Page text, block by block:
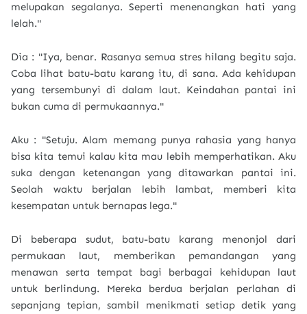
melupakan segalanya. Seperti menenangkan hati yang
lelah."
Dia : "Iya, benar. Rasanya semua stres hilang begitu saja.
Coba lihat batu-batu karang itu, di sana. Ada kehidupan
yang tersembunyi di dalam laut. Keindahan pantai ini
bukan cuma di permukaannya."
Aku : "Setuju. Alam memang punya rahasia yang hanya
bisa kita temui kalau kita mau lebih memperhatikan. Aku
suka dengan ketenangan yang ditawarkan pantai ini.
Seolah waktu berjalan lebih lambat, memberi kita
kesempatan untuk bernapas lega."
Di beberapa sudut, batu-batu karang menonjol dari
permukaan laut, memberikan pemandangan yang
menawan serta tempat bagi berbagai kehidupan laut
untuk berlindung. Mereka berdua berjalan perlahan di
sepanjang tepian, sambil menikmati setiap detik yang